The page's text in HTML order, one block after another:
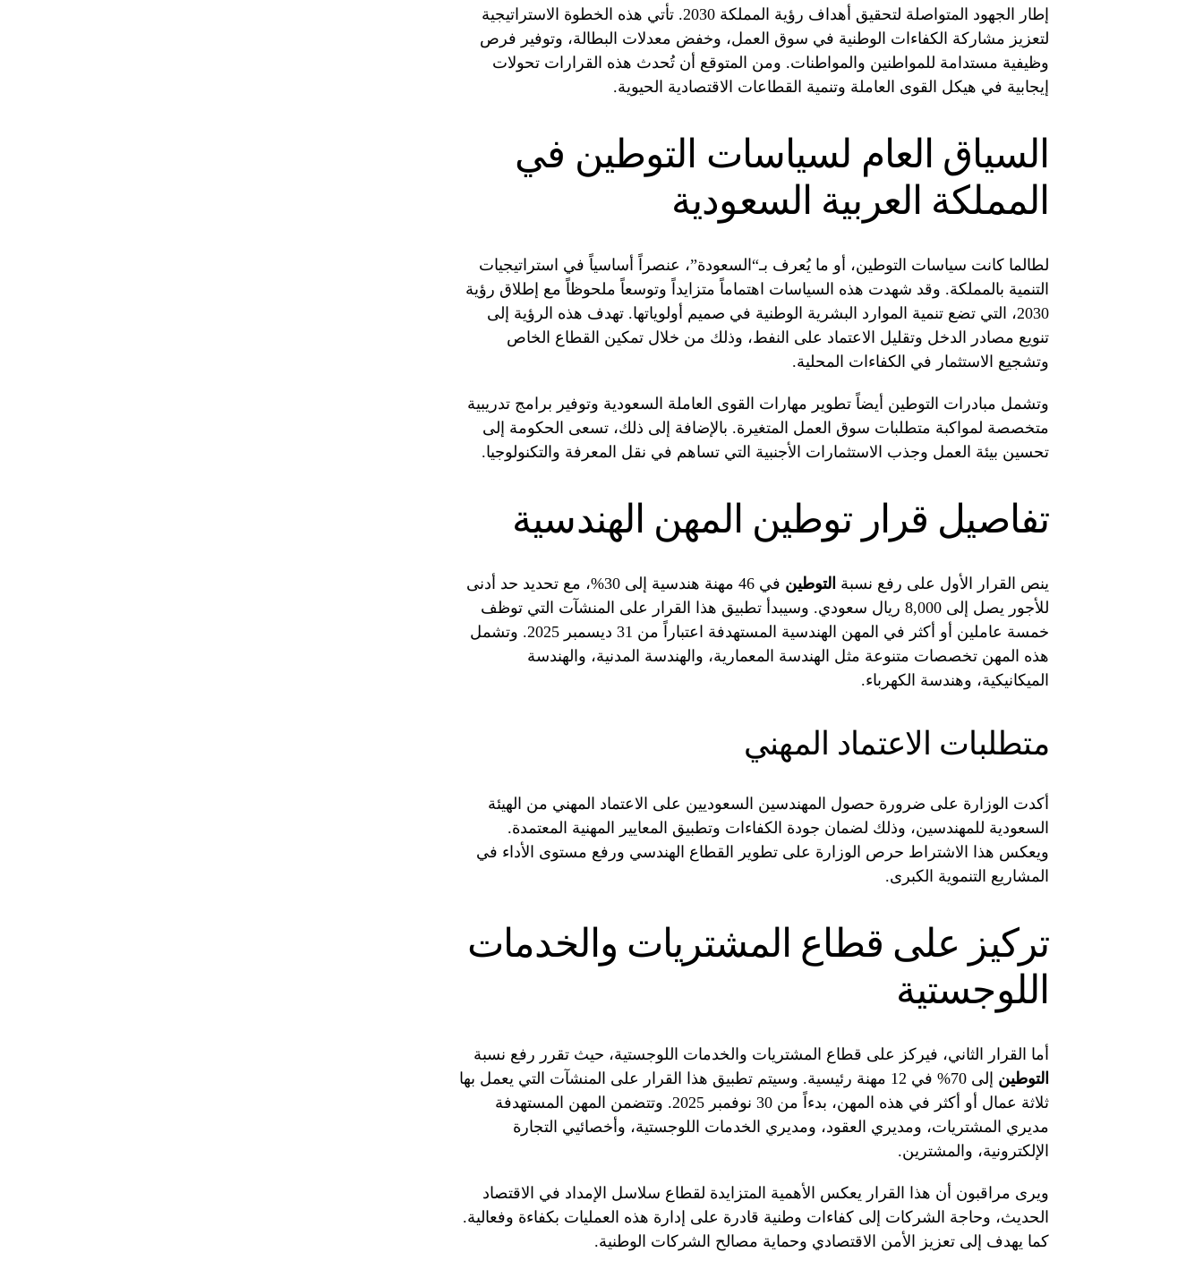
إطار الجهود المتواصلة لتحقيق أهداف رؤية المملكة 2030. تأتي هذه الخطوة الاستراتيجية
لتعزيز مشاركة الكفاءات الوطنية في سوق العمل، وخفض معدلات البطالة، وتوفير فرص
وظيفية مستدامة للمواطنين والمواطنات. ومن المتوقع أن تُحدث هذه القرارات تحولات
إيجابية في هيكل القوى العاملة وتنمية القطاعات الاقتصادية الحيوية.
السياق العام لسياسات التوطين في
المملكة العربية السعودية
لطالما كانت سياسات التوطين، أو ما يُعرف بـ“السعودة”، عنصراً أساسياً في استراتيجيات
التنمية بالمملكة. وقد شهدت هذه السياسات اهتماماً متزايداً وتوسعاً ملحوظاً مع إطلاق رؤية
2030، التي تضع تنمية الموارد البشرية الوطنية في صميم أولوياتها. تهدف هذه الرؤية إلى
تنويع مصادر الدخل وتقليل الاعتماد على النفط، وذلك من خلال تمكين القطاع الخاص
وتشجيع الاستثمار في الكفاءات المحلية.
وتشمل مبادرات التوطين أيضاً تطوير مهارات القوى العاملة السعودية وتوفير برامج تدريبية
متخصصة لمواكبة متطلبات سوق العمل المتغيرة. بالإضافة إلى ذلك، تسعى الحكومة إلى
تحسين بيئة العمل وجذب الاستثمارات الأجنبية التي تساهم في نقل المعرفة والتكنولوجيا.
تفاصيل قرار توطين المهن الهندسية
ينص القرار الأول على رفع نسبة التوطين
في 46 مهنة هندسية إلى 30%، مع تحديد حد أدنى
للأجور يصل إلى 8,000 ريال سعودي. وسيبدأ تطبيق هذا القرار على المنشآت التي توظف
خمسة عاملين أو أكثر في المهن الهندسية المستهدفة اعتباراً من 31 ديسمبر 2025. وتشمل
هذه المهن تخصصات متنوعة مثل الهندسة المعمارية، والهندسة المدنية، والهندسة
الميكانيكية، وهندسة الكهرباء.
متطلبات الاعتماد المهني
أكدت الوزارة على ضرورة حصول المهندسين السعوديين على الاعتماد المهني من الهيئة
السعودية للمهندسين، وذلك لضمان جودة الكفاءات وتطبيق المعايير المهنية المعتمدة.
ويعكس هذا الاشتراط حرص الوزارة على تطوير القطاع الهندسي ورفع مستوى الأداء في
المشاريع التنموية الكبرى.
تركيز على قطاع المشتريات والخدمات
اللوجستية
أما القرار الثاني، فيركز على قطاع المشتريات والخدمات اللوجستية، حيث تقرر رفع نسبة
التوطين
إلى 70% في 12 مهنة رئيسية. وسيتم تطبيق هذا القرار على المنشآت التي يعمل بها
ثلاثة عمال أو أكثر في هذه المهن، بدءاً من 30 نوفمبر 2025. وتتضمن المهن المستهدفة
مديري المشتريات، ومديري العقود، ومديري الخدمات اللوجستية، وأخصائيي التجارة
الإلكترونية، والمشترين.
ويرى مراقبون أن هذا القرار يعكس الأهمية المتزايدة لقطاع سلاسل الإمداد في الاقتصاد
الحديث، وحاجة الشركات إلى كفاءات وطنية قادرة على إدارة هذه العمليات بكفاءة وفعالية.
كما يهدف إلى تعزيز الأمن الاقتصادي وحماية مصالح الشركات الوطنية.